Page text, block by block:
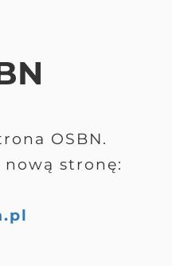
OSBN.
nową stronę: